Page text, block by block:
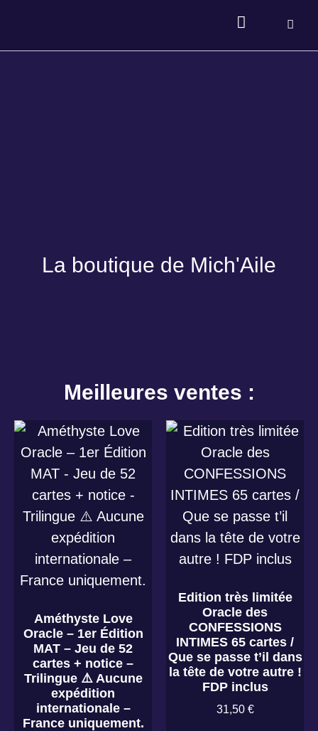
La boutique de Mich'Aile
Meilleures ventes :
Améthyste Love
Oracle – 1er Édition
MAT – Jeu de 52
cartes + notice –
Trilingue ⚠️ Aucune
expédition
internationale –
France uniquement.
Edition très limitée
Oracle des
CONFESSIONS
INTIMES 65 cartes /
Que se passe t’il dans
la tête de votre autre !
FDP inclus
31,50 €